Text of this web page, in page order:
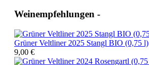
Weinempfehlungen -
Grüner Veltliner 2025 Stangl BIO (0,75 l)
9,00 €